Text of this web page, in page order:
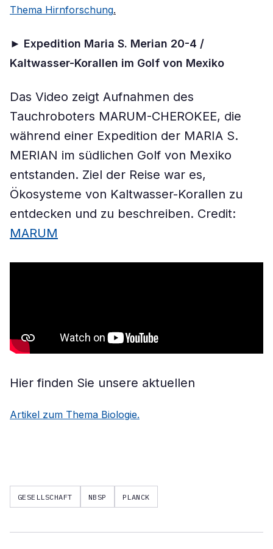
Thema Hirnforschung.
► Expedition Maria S. Merian 20-4 /
Kaltwasser-Korallen im Golf von Mexiko
Das Video zeigt Aufnahmen des
Tauchroboters MARUM-CHEROKEE, die
während einer Expedition der MARIA S.
MERIAN im südlichen Golf von Mexiko
entstanden. Ziel der Reise war es,
Ökosysteme von Kaltwasser-Korallen zu
entdecken und zu beschreiben. Credit:
MARUM
Hier finden Sie unsere aktuellen
Artikel zum Thema Biologie.
GESELLSCHAFT NBSP PLANCK